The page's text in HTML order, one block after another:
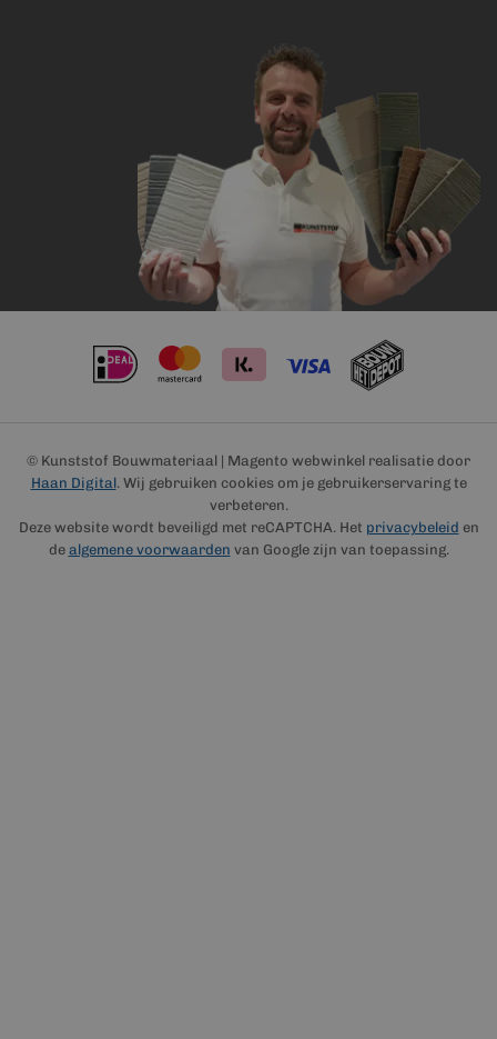
© Kunststof Bouwmateriaal | Magento webwinkel realisatie door
Haan Digital. Wij gebruiken cookies om je gebruikerservaring te
verbeteren.
Deze website wordt beveiligd met reCAPTCHA. Het privacybeleid en
de algemene voorwaarden van Google zijn van toepassing.